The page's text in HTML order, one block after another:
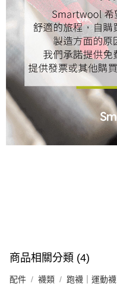
商品相關分類 (4)
配件 襪類 跑襪｜運動襪